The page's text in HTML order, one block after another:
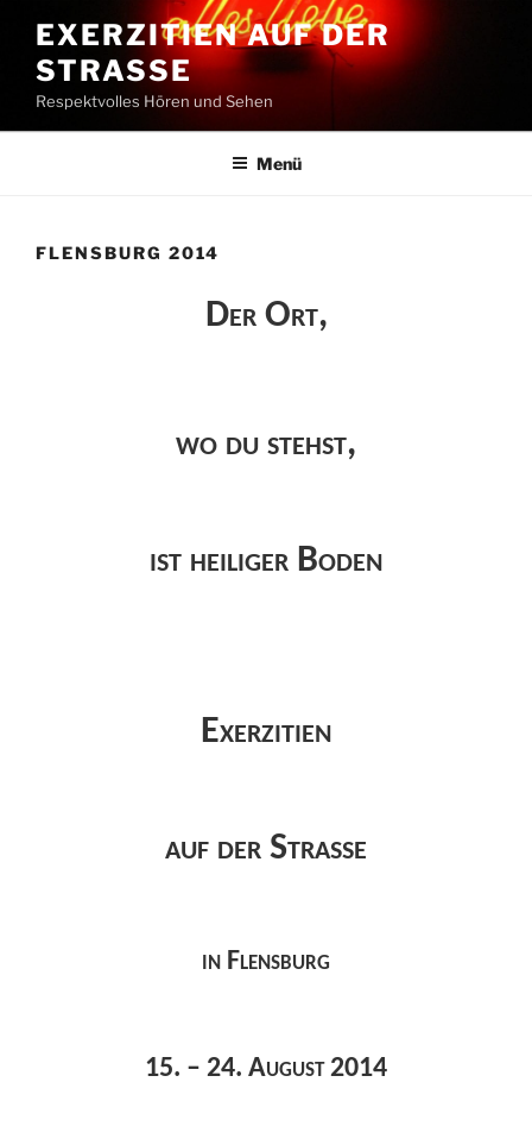
Inhalt
springen
EXERZITIEN AUF DER
STRASSE
Respektvolles Hören und Sehen
Menü
FLENSBURG 2014
Der Ort,
wo du stehst,
ist heiliger Boden
Exerzitien
auf der Straße
in Flensburg
15. – 24. August 2014